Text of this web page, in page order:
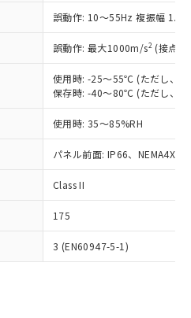
誤動作: 10～55Hz 複振幅
誤動作: 最大1000m/s2 (接点
使用時: -25～55℃ (ただし、氷
保存時: -40～80℃ (ただし、氷
使用時: 35～85%RH
パネル前面: IP66、NEMA4X,
Class II
175
3 (EN60947-5-1)
および標準価格はお客
またはお客様担当のオ
販売店・当社販売員に
器販売店や当社販売拠
トワーク
」をご確認
標準価格結果を当社の
願いします。
（部品リスト作成サー
いただくには、I-Web
登録されている必要が
ブサイト上で当社にご
リストについて、当社
以下、フタル酸ジブチル
フタル酸ジイソブチル
監視および制御機器に対する
質については閾値を超える意
認しています。
状況などにより、予定
ります。
ダウンロード
1000ppm、 DIBP(フタル酸ジ
BBP(フタル酸ブチルベンジ
10物質）のすべてが基
示します。
状況下において有害物
環境に深刻な影響を
味します。
当社販売部門へお問
ど、違法に輸出されな
段を講じます。
を、核兵器、ミサイ
生物兵器またはその他
らの製造装置等に一切
品を第三者に販売する
、2および3の内容を当
します。また当社は、
売に係わる関係者が違
それがある場合は、取
(最新の在庫状況につ
客様のお取引先、ま
様担当のオムロン制御
店・当社販売員にご確
種、また在庫状況の
していない機種